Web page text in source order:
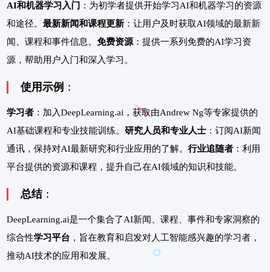
AI和机器学习入门 ：为初学者提供开始学习AI和机器学习的资源
和途径。 最新新闻和课程更新 ：让用户及时获取AI领域的最新新
闻、课程和事件信息。 免费资源 ：提供一系列免费的AI学习资
源，帮助用户入门和深入学习。
使用示例 ：
学习者 ：加入DeepLearning.ai，获取由Andrew Ng等专家提供的
AI基础课程和专业技能训练。 研究人员和专业人士 ：订阅AI新闻
通讯，保持对AI最新研究和行业应用的了解。 行业追随者 ：利用
平台提供的资源和课程，提升自己在AI领域的知识和技能。
总结：
DeepLearning.ai是一个集合了AI新闻、课程、事件和专家洞察的
综合性学习平台 ，旨在教育和启发对人工智能感兴趣的学习者，
推动AI技术的应用和发展。